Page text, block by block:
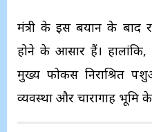
मंत्री के इस बयान के बाद
होने के आसार हैं। हालांकि,
मुख्य फोकस निराश्रित
व्यवस्था और चारागाह भूमि